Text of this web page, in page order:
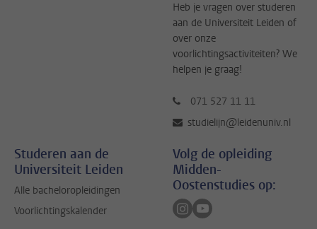
Heb je vragen over studeren
aan de Universiteit Leiden of
over onze
voorlichtingsactiviteiten? We
helpen je graag!
071 527 11 11
studielijn@leidenuniv.nl
Studeren aan de
Universiteit Leiden
Alle bacheloropleidingen
Voorlichtingskalender
Volg de opleiding
Midden-
Oostenstudies op:
Volg ons op instagram
Volg ons op youtube